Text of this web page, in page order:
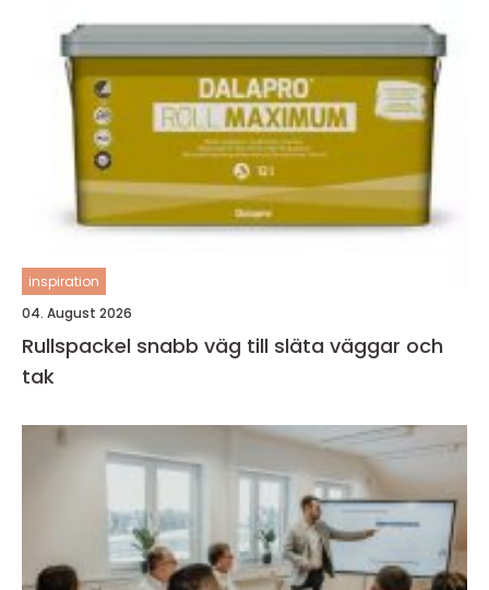
inspiration
04. August 2026
Rullspackel snabb väg till släta väggar och
tak